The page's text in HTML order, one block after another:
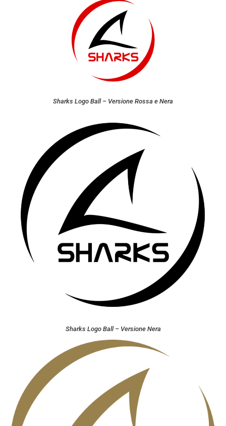
Sharks Logo Ball – Versione Rossa e Nera
Sharks Logo Ball – Versione Nera